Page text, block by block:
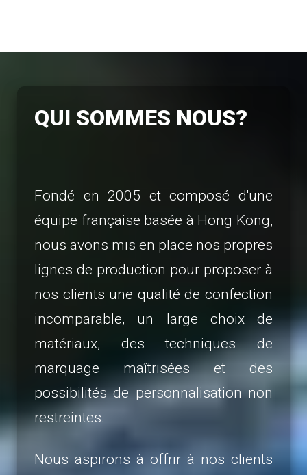
QUI SOMMES NOUS?
Fondé en 2005 et composé d'une
équipe française basée à Hong Kong,
nous avons mis en place nos propres
lignes de production pour proposer à
nos clients une qualité de confection
incomparable, un large choix de
matériaux, des techniques de
marquage maîtrisées et des
possibilités de personnalisation non
restreintes.
Nous aspirons à offrir à nos clients